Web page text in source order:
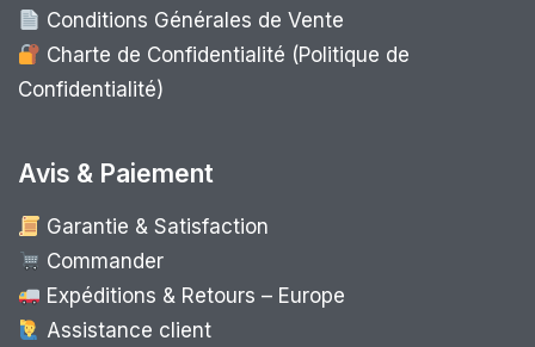
Conditions Générales de Vente
Charte de Confidentialité (Politique de
Confidentialité)
Avis & Paiement
Garantie & Satisfaction
Commander
Expéditions & Retours – Europe
Assistance client